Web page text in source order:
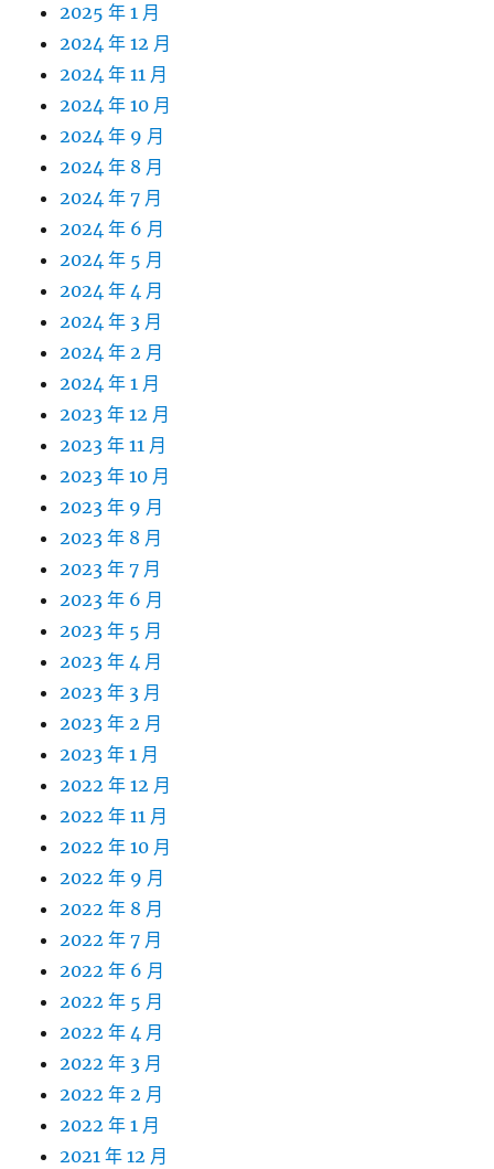
2025 年 1 月
2024 年 12 月
2024 年 11 月
2024 年 10 月
2024 年 9 月
2024 年 8 月
2024 年 7 月
2024 年 6 月
2024 年 5 月
2024 年 4 月
2024 年 3 月
2024 年 2 月
2024 年 1 月
2023 年 12 月
2023 年 11 月
2023 年 10 月
2023 年 9 月
2023 年 8 月
2023 年 7 月
2023 年 6 月
2023 年 5 月
2023 年 4 月
2023 年 3 月
2023 年 2 月
2023 年 1 月
2022 年 12 月
2022 年 11 月
2022 年 10 月
2022 年 9 月
2022 年 8 月
2022 年 7 月
2022 年 6 月
2022 年 5 月
2022 年 4 月
2022 年 3 月
2022 年 2 月
2022 年 1 月
2021 年 12 月